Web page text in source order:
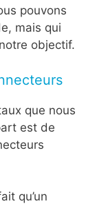
pouvons
mais qui
objectif.
que nous
est de
qu’un